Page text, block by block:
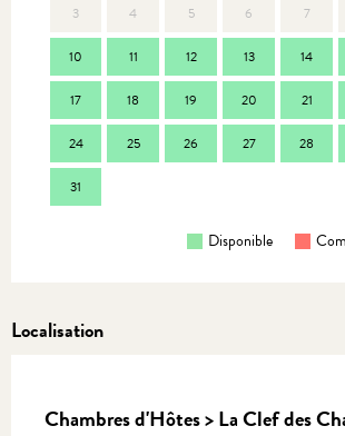
3 4 5 6 7
10 11 12 13 14
17 18 19 20 21
24 25 26 27 28
31
Disponible
Localisation
Chambres d'Hôtes > La Clef des